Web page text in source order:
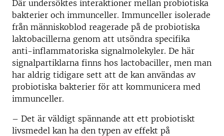
Där undersöktes interaktioner mellan probiotiska
bakterier och immunceller. Immunceller isolerade
från människoblod reagerade på de probiotiska
laktobacillerna genom att utsöndra specifika
anti-inflammatoriska signalmolekyler. De här
signalpartiklarna finns hos lactobaciller, men man
har aldrig tidigare sett att de kan användas av
probiotiska bakterier för att kommunicera med
immunceller.
– Det är väldigt spännande att ett probiotiskt
livsmedel kan ha den typen av effekt på